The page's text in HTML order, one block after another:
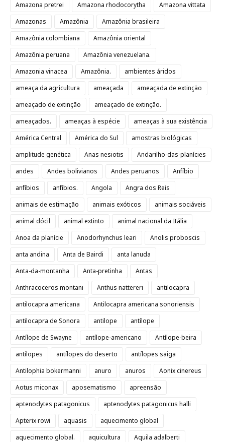
Amazona pretrei
Amazona rhodocorytha
Amazona vittata
Amazonas
Amazônia
Amazônia brasileira
Amazônia colombiana
Amazônia oriental
Amazônia peruana
Amazônia venezuelana.
Amazonia vinacea
Amazônia.
ambientes áridos
ameaça da agricultura
ameaçada
ameaçada de extinção
ameaçado de extinção
ameaçado de extinção.
ameaçados.
ameaças à espécie
ameaças à sua existência
América Central
América do Sul
amostras biológicas
amplitude genética
Anas nesiotis
Andarilho-das-planícies
andes
Andes bolivianos Andes peruanos
Anfíbio
anfíbios
anfíbios. Angola
Angra dos Reis
animais de estimação
animais exóticos
animais sociáveis
animal dócil
animal extinto
animal nacional da Itália
Anoa da planície
Anodorhynchus leari
Anolis proboscis
anta andina
Anta de Bairdi
anta lanuda
Anta-da-montanha
Anta-pretinha
Antas
Anthracoceros montani
Anthus nattereri
antilocapra
antilocapra americana
Antilocapra americana sonoriensis
antilocapra de Sonora
antilope
antílope
Antílope de Swayne
antílope-americano
Antílope-beira
antílopes
antílopes do deserto
antílopes saiga
Antilophia bokermanni
anuro anuros
Aonix cinereus
Aotus miconax
aposematismo
apreensão
aptenodytes patagonicus
aptenodytes patagonicus halli
Apterix rowi
aquasis
aquecimento global
aquecimento global.
aquicultura
Aquila adalberti